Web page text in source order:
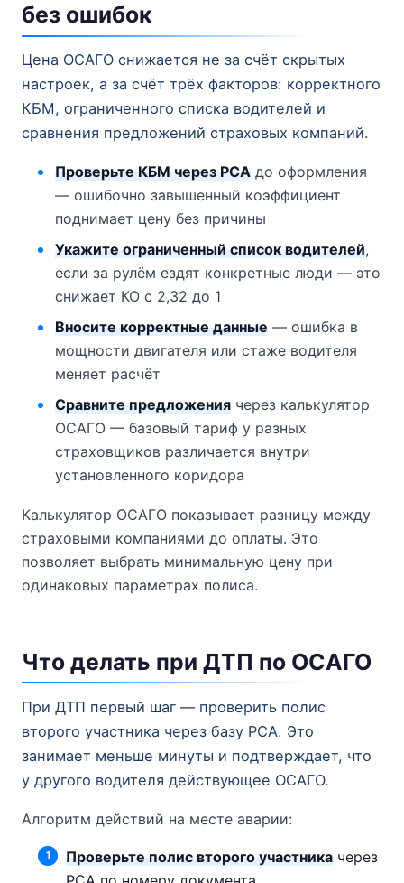
без ошибок
Цена ОСАГО снижается не за счёт скрытых
настроек, а за счёт трёх факторов: корректного
КБМ, ограниченного списка водителей и
сравнения предложений страховых компаний.
Проверьте КБМ через РСАдо оформления
— ошибочно завышенный коэффициент
поднимает цену без причины
Укажите ограниченный список водителей,
если за рулём ездят конкретные люди — это
снижает КО с 2,32 до 1
Вносите корректные данные— ошибка в
мощности двигателя или стаже водителя
меняет расчёт
Сравните предложениячерез калькулятор
ОСАГО — базовый тариф у разных
страховщиков различается внутри
установленного коридора
Калькулятор ОСАГО показывает разницу между
страховыми компаниями до оплаты. Это
позволяет выбрать минимальную цену при
одинаковых параметрах полиса.
Что делать при ДТП по ОСАГО
При ДТП первый шаг — проверить полис
второго участника через базу РСА. Это
занимает меньше минуты и подтверждает, что
у другого водителя действующее ОСАГО.
Алгоритм действий на месте аварии:
Проверьте полис второго участникачерез